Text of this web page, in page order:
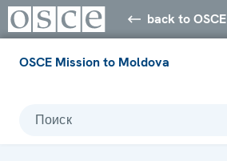
back to OSCE
OSCE Mission to Moldova
Поиск